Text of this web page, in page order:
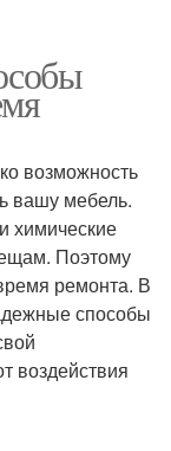
возможность
вашу мебель.
химические
Поэтому
ремонта. В
способы
воздействия